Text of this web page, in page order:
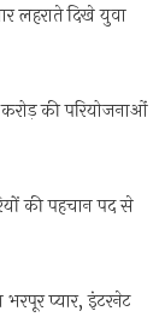
लहराते दिखे युवा
की परियोजनाओं
की पहचान पद से
प्यार, इंटरनेट